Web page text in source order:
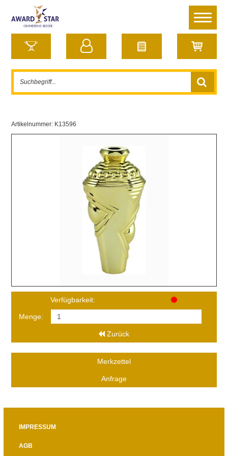
Artikelnummer: K13596
Verfügbarkeit:
Menge:
Zurück
Merkzettel
Anfrage
IMPRESSUM
AGB